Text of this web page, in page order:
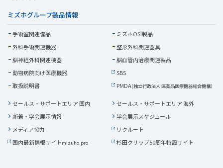
ミズホグループ製品情報
手術室関連備品
ミズホOSI製品
外科手術関連機器
整形外科関連器具
脳神経外科関連機器
脳血管内治療関連製品
動物病院向け医療機器
SBS
取扱説明書
PMDA(独立行政法人 医薬品医療機器総合機構）
セールス・サポートエリア 国内
セールス・サポートエリア 海外
新着・学会展示情報
学会展示スケジュール
メディア協力
リクルート
国内最新情報サイトmizuho.pro 杉田クリップ50周年特設サイト